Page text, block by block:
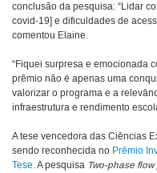
conclusão da pesquisa: “Lidar
covid-19] e dificuldades de
comentou Elaine.
“Fiquei surpresa e emocionada
prêmio não é apenas uma
valorizar o programa e a
infraestrutura e rendimento
A tese vencedora das Ciências
sendo reconhecida no Prêmio
Tese.A pesquisa Two-phase